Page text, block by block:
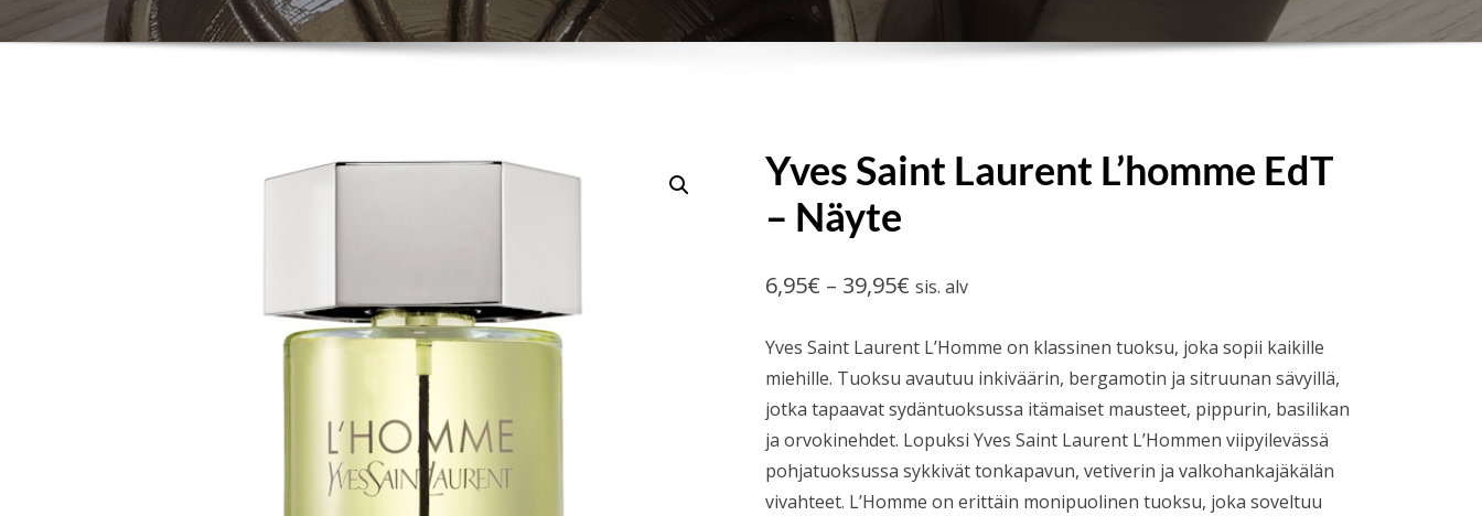
Yves Saint Laurent L’homme EdT
– Näyte
6,95€ – 39,95€ Hintaluokka:
-
39,95€
sis. alv
Yves Saint Laurent L’Homme on klassinen tuoksu, joka sopii kaikille
miehille. Tuoksu avautuu inkiväärin, bergamotin ja sitruunan sävyillä,
jotka tapaavat sydäntuoksussa itämaiset mausteet, pippurin, basilikan
ja orvokinehdet. Lopuksi Yves Saint Laurent L’Hommen viipyilevässä
pohjatuoksussa sykkivät tonkapavun, vetiverin ja valkohankajäkälän
vivahteet. L’Homme on erittäin monipuolinen tuoksu, joka soveltuu